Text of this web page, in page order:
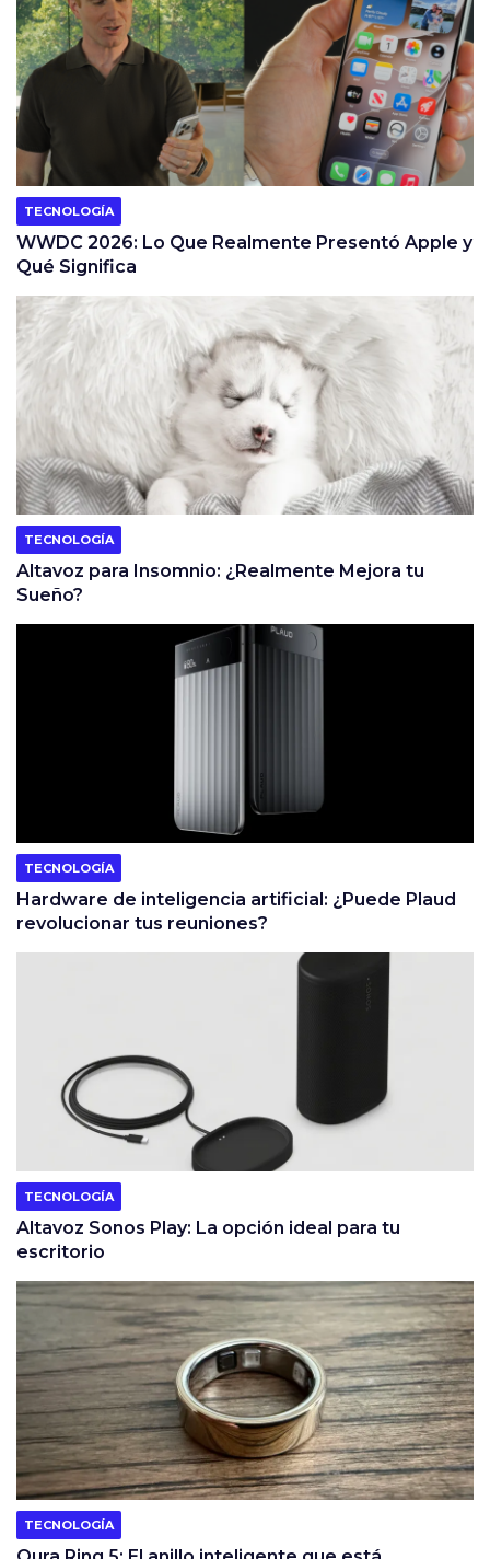
TECNOLOGÍA
WWDC 2026: Lo Que Realmente Presentó Apple y
Qué Significa
TECNOLOGÍA
Altavoz para Insomnio: ¿Realmente Mejora tu
Sueño?
TECNOLOGÍA
Hardware de inteligencia artificial: ¿Puede Plaud
revolucionar tus reuniones?
TECNOLOGÍA
Altavoz Sonos Play: La opción ideal para tu
escritorio
TECNOLOGÍA